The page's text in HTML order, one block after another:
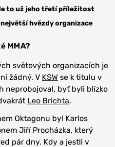
to už jeho třetí příležitost
hvězdy organizace
MMA?
světových organizacích je
žádný. V KSW se k titulu v
neprobojoval, byť byli blízko
Leo Brichta.
Oktagonu byl Karlos
Jiří Procházka, který
pár dny. Kdy a jestli v